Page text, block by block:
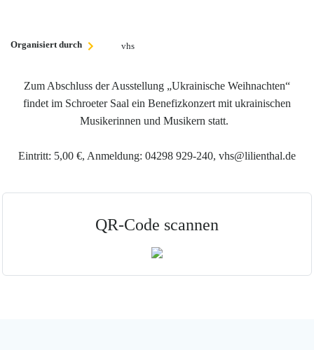
Organisiert durch vhs
Zum Abschluss der Ausstellung „Ukrainische Weihnachten“
findet im Schroeter Saal ein Benefizkonzert mit ukrainischen
Musikerinnen und Musikern statt.
Eintritt: 5,00 €, Anmeldung: 04298 929-240, vhs@lilienthal.de
QR-Code scannen